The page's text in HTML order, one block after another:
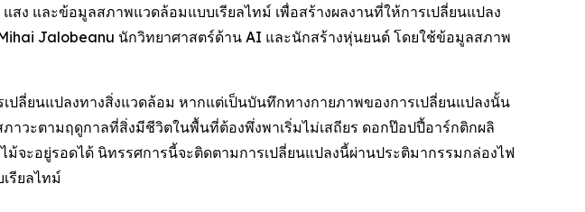
ง และข้อมูลสภาพแวดล้อมแบบเรียลไทม์ เพื่อสร้างผลงานที่ให้การเปลี่ยนแปลง
Jalobeanu นักวิทยาศาสตร์ด้าน AI และนักสร้างหุ่นยนต์ โดยใช้ข้อมูลสภาพ
ลี่ยนแปลงทางสิ่งแวดล้อม หากแต่เป็นบันทึกทางกายภาพของการเปลี่ยนแปลงนั้น
าวะตามฤดูกาลที่สิ่งมีชีวิตในพื้นที่ต้องพึ่งพาเริ่มไม่เสถียร ดอกป๊อปปี้อาร์กติกผลิ
ะอยู่รอดได้ นิทรรศการนี้จะติดตามการเปลี่ยนแปลงนี้ผ่านประติมากรรมกล่องไฟ
รียลไทม์